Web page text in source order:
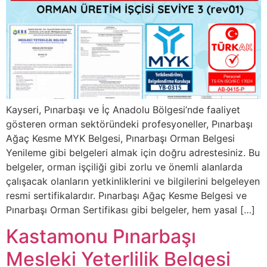
Kayseri, Pınarbaşı ve İç Anadolu Bölgesi’nde faaliyet
gösteren orman sektöründeki profesyoneller, Pınarbaşı
Ağaç Kesme MYK Belgesi, Pınarbaşı Orman Belgesi
Yenileme gibi belgeleri almak için doğru adrestesiniz. Bu
belgeler, orman işçiliği gibi zorlu ve önemli alanlarda
çalışacak olanların yetkinliklerini ve bilgilerini belgeleyen
resmi sertifikalardır. Pınarbaşı Ağaç Kesme Belgesi ve
Pınarbaşı Orman Sertifikası gibi belgeler, hem yasal […]
Kastamonu Pınarbaşı
Mesleki Yeterlilik Belgesi